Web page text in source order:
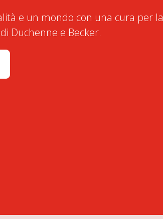
e un mondo con una cura per la
Duchenne e Becker.